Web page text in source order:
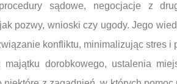
sądowe, negocjacje z
pozwy, wnioski czy ugody. Jego
konfliktu, minimalizując stres i
majątku dorobkowego, ustalenia